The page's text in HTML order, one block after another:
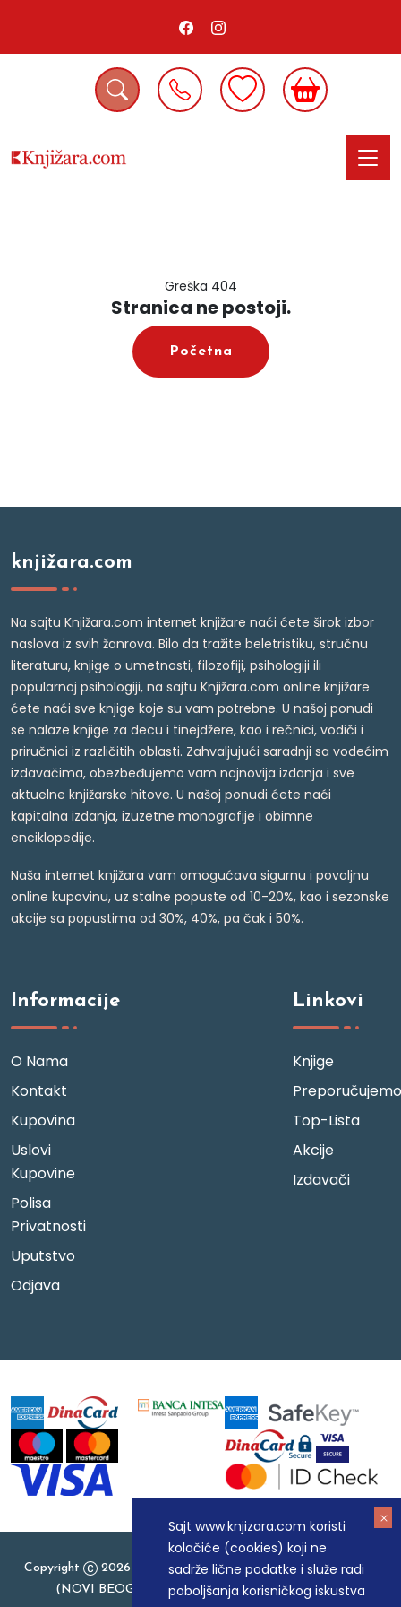
Sajt www.knjizara.com koristi
kolačiće (cookies) koji ne
sadrže lične podatke i služe radi
poboljšanja korisničkog iskustva
Greška 404
Stranica ne postoji.
Početna
knjižara.com
Na sajtu Knjižara.com internet knjižare naći ćete širok izbor
naslova iz svih žanrova. Bilo da tražite beletristiku, stručnu
literaturu, knjige o umetnosti, filozofiji, psihologiji ili
popularnoj psihologiji, na sajtu Knjižara.com online knjižare
ćete naći sve knjige koje su vam potrebne. U našoj ponudi
se nalaze knjige za decu i tinejdžere, kao i rečnici, vodiči i
priručnici iz različitih oblasti. Zahvaljujući saradnji sa vodećim
izdavačima, obezbeđujemo vam najnovija izdanja i sve
aktuelne knjižarske hitove. U našoj ponudi ćete naći
kapitalna izdanja, izuzetne monografije i obimne
enciklopedije.
Naša internet knjižara vam omogućava sigurnu i povoljnu
online kupovinu, uz stalne popuste od 10-20%, kao i sezonske
akcije sa popustima od 30%, 40%, pa čak i 50%.
Informacije
O Nama
Kontakt
Kupovina
Uslovi
Kupovine
Polisa
Privatnosti
Uputstvo
Odjava
Linkovi
Knjige
Preporučujemo
Top-Lista
Akcije
Izdavači
Copyright
2026 Knjizara.com - MAKART DOO BEOGRAD
(NOVI BEOGRAD), PIB: 105184104, MB: 20337524